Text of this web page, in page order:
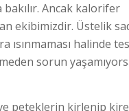
Ancak kalorifer
ekibimizdir. Üstelik
ısınmaması halinde
sorun
peteklerin kirlenip